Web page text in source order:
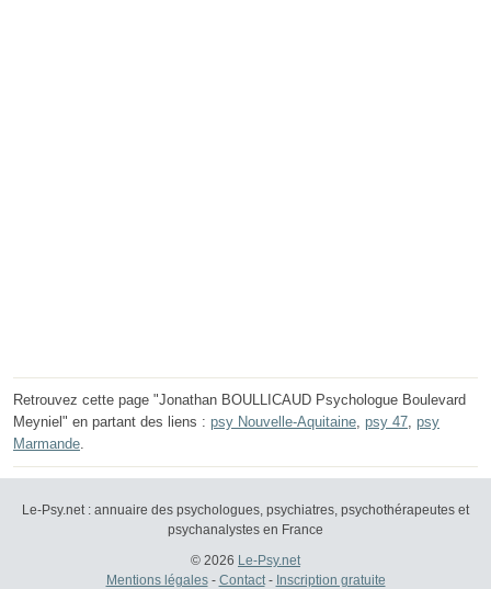
Retrouvez cette page "Jonathan BOULLICAUD Psychologue Boulevard
Meyniel" en partant des liens : psy Nouvelle-Aquitaine psy 47 psy
Marmande
Le-Psy.net : annuaire des psychologues, psychiatres, psychothérapeutes et
psychanalystes en France
© 2026 Le-Psy.net
Mentions légales- Contact- Inscription gratuite